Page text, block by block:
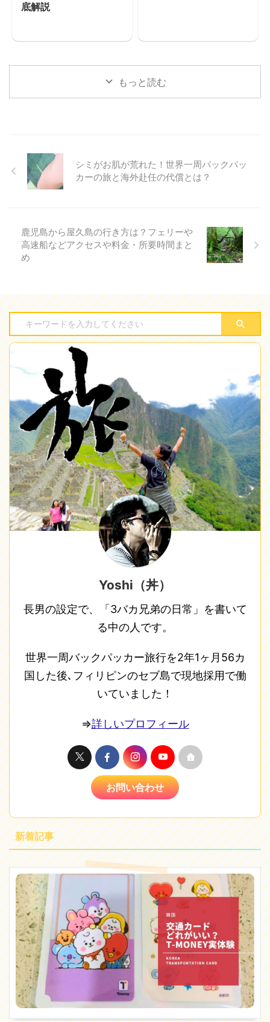
底解説
もっと読む
シミがお肌が荒れた！世界一周バックパッ
カーの旅と海外赴任の代償とは？
鹿児島から屋久島の行き方は？フェリーや
高速船などアクセスや料金・所要時間まと
め
Yoshi（丼）
長男の設定で、「3バカ兄弟の日常」を書いて
る中の人です。
世界一周バックパッカー旅行を2年1ヶ月56カ
国した後､フィリピンのセブ島で現地採用で働
いていました！
⇒詳しいプロフィール
お問い合わせ
新着記事